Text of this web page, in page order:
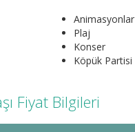
Animasyonlar
Plaj
Konser
Köpük Partisi
Fiyat Bilgileri